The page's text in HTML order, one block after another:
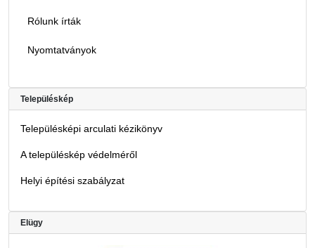
Rólunk írták
Nyomtatványok
Településkép
Településképi arculati kézikönyv
A településkép védelméről
Helyi építési szabályzat
Elügy